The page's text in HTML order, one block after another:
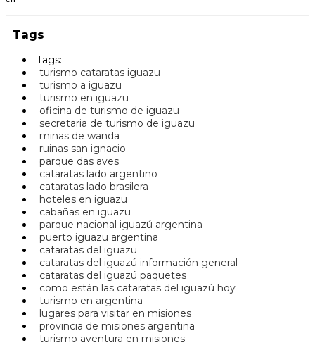
Tags
Tags:
turismo cataratas iguazu
turismo a iguazu
turismo en iguazu
oficina de turismo de iguazu
secretaria de turismo de iguazu
minas de wanda
ruinas san ignacio
parque das aves
cataratas lado argentino
cataratas lado brasilera
hoteles en iguazu
cabañas en iguazu
parque nacional iguazú argentina
puerto iguazu argentina
cataratas del iguazu
cataratas del iguazú información general
cataratas del iguazú paquetes
como están las cataratas del iguazú hoy
turismo en argentina
lugares para visitar en misiones
provincia de misiones argentina
turismo aventura en misiones